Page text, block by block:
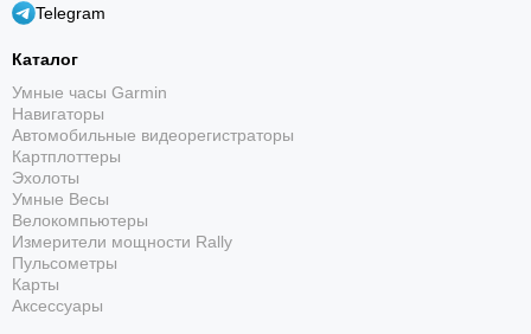
Надёжная фиксация
Конструкция удерживает устройство на лобовое
стекло или другая гладкая поверхность и сохраняет
Telegram
Каталог
Умные часы Garmin
Навигаторы
Автомобильные видеорегистраторы
Картплоттеры
Эхолоты
Умные Весы
Велокомпьютеры
Измерители мощности Rally
Пульсометры
Карты
Аксессуары